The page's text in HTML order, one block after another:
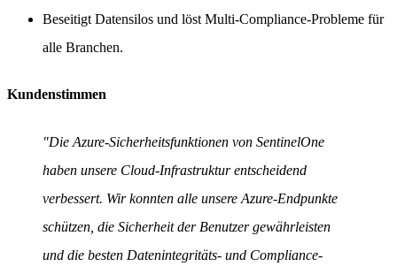
Beseitigt Datensilos und löst Multi-Compliance-Probleme für
alle Branchen.
Kundenstimmen
"Die Azure-Sicherheitsfunktionen von SentinelOne
haben unsere Cloud-Infrastruktur entscheidend
verbessert. Wir konnten alle unsere Azure-Endpunkte
schützen, die Sicherheit der Benutzer gewährleisten
und die besten Datenintegritäts- und Compliance-